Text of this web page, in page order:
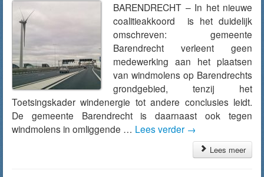
BARENDRECHT – In het nieuwe
coalitieakkoord is het duidelijk
omschreven: gemeente
Barendrecht verleent geen
medewerking aan het plaatsen
van windmolens op Barendrechts
grondgebied, tenzij het
Toetsingskader windenergie tot andere conclusies leidt.
De gemeente Barendrecht is daarnaast ook tegen
windmolens in omliggende … Lees verder →
Lees meer